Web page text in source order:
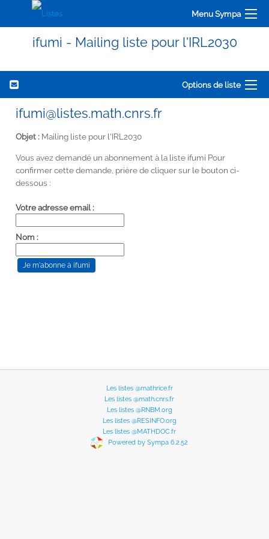
Menu Sympa
ifumi - Mailing liste pour l'IRL2030
Options de liste
ifumi@listes.math.cnrs.fr
Objet : Mailing liste pour l'IRL2030
Vous avez demandé un abonnement à la liste ifumi Pour
confirmer cette demande, prière de cliquer sur le bouton ci-
dessous :
Votre adresse email :
Nom :
Les listes @mathrice.fr
Les listes @math.cnrs.fr
Les listes @RNBM.org
Les listes @RESINFO.org
Les listes @MATHDOC.fr
Powered by Sympa 6.2.52